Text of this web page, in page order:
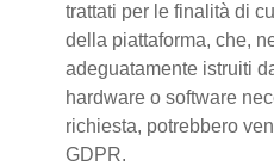
trattati per le finalità di
della piattaforma, che,
adeguatamente istruiti
hardware o software
richiesta, potrebbero
GDPR.